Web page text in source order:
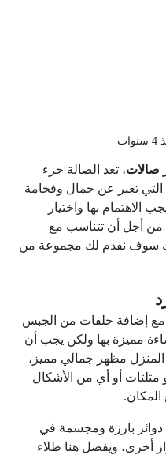
صالات، تعد الصالة جزء
تعبر عن جمال وفخامة
الاهتمام بها واختيار
من أجل أن تتناسب مع
سوف نقدم لك مجموعة من
مع إضافة حلقات من الجبس
مميزة بها ولكن يجب أن
مظهر جمالي مميز،
مثلثات أو أي من الأشكال
بارزة ومجسمة في
أخرى، ويفضل هنا طلاء